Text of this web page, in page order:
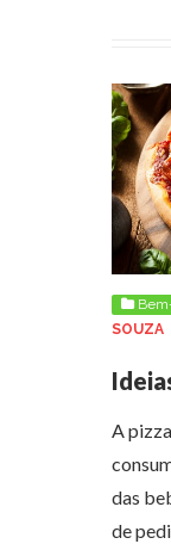
SOUZA
A
das
de